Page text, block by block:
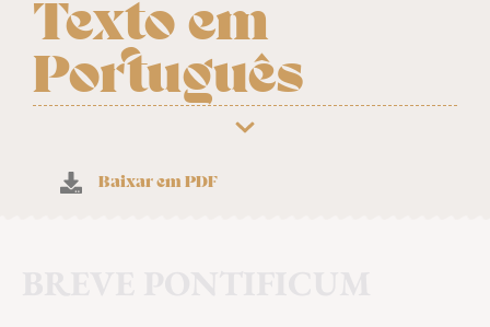
Texto em
Português
Baixar em PDF